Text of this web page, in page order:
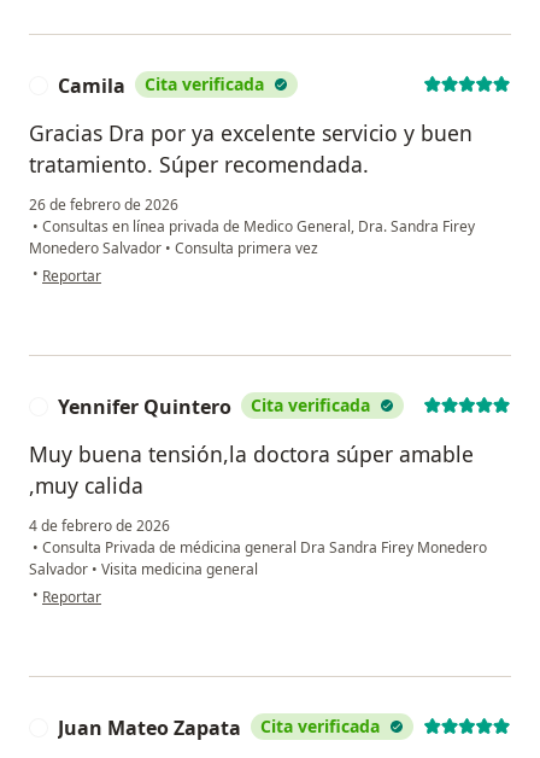
Camila Cita verificada
Gracias Dra por ya excelente servicio y buen
tratamiento. Súper recomendada.
26 de febrero de 2026
• Consultas en línea privada de Medico General, Dra. Sandra Firey
Monedero Salvador • Consulta primera vez
• en opinión del usuario Camila
Reportar
Yennifer Quintero Cita verificada
Muy buena tensión,la doctora súper amable
,muy calida
4 de febrero de 2026
• Consulta Privada de médicina general Dra Sandra Firey Monedero
Salvador • Visita medicina general
• en opinión del usuario Yennifer Quintero
Reportar
Juan Mateo Zapata Cita verificada